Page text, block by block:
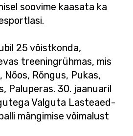
soovime kaasata ka
25 võistkonda,
treeningrühmas, mis
Rõngus, Pukas,
Paluperas. 30. jaanuaril
Valguta Lasteaed-
mängimise võimalust